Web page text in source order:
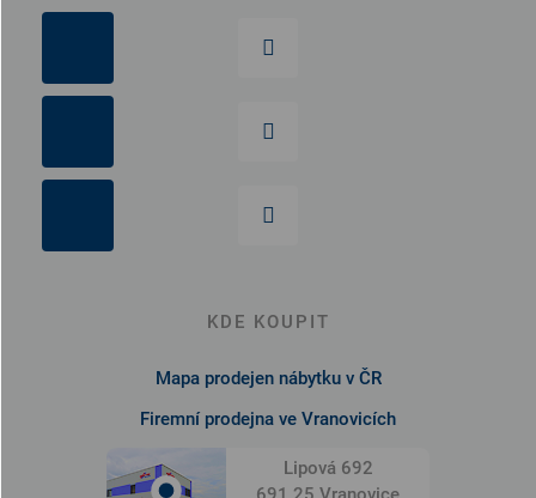
KDE KOUPIT
Mapa prodejen nábytku v ČR
Firemní prodejna ve Vranovicích
Lipová 692